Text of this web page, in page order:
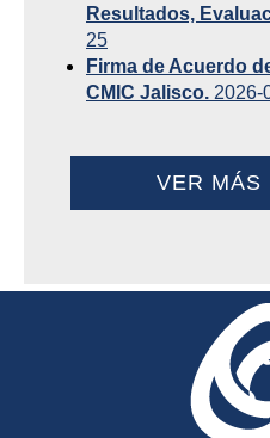
Resultados,
25
Firma de Acuerdo
CMIC Jalisco. 2026-
VER MÁS